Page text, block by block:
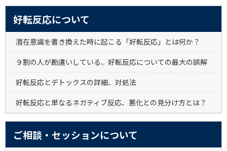
好転反応について
潜在意識を書き換えた時に起こる「好転反応」とは何か？
９割の人が勘違いしている、好転反応についての最大の誤解
好転反応とデトックスの詳細、対処法
好転反応と単なるネガティブ反応、悪化との見分け方とは？
ご相談・セッションについて